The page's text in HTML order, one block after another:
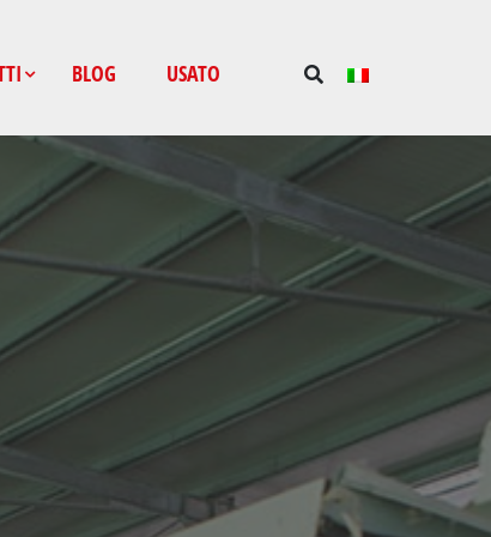
BLOG USATO